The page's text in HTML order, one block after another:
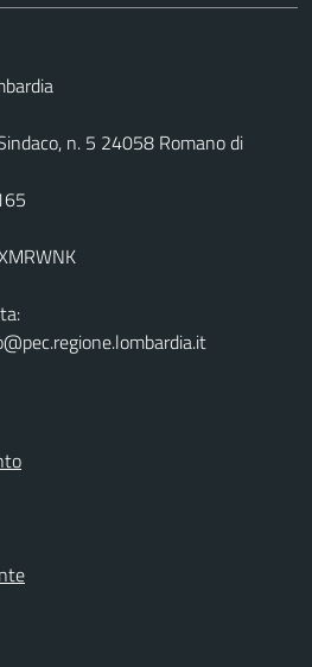
n. 5 24058 Romano di